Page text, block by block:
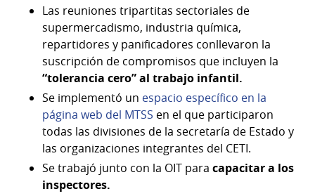
Las reuniones tripartitas sectoriales de
supermercadismo, industria química,
repartidores y panificadores conllevaron la
suscripción de compromisos que incluyen la
“tolerancia cero” al trabajo infantil.
Se implementó un espacio específico en la
página web del MTSS en el que participaron
todas las divisiones de la secretaría de Estado y
las organizaciones integrantes del CETI.
Se trabajó junto con la OIT para capacitar a los
inspectores.